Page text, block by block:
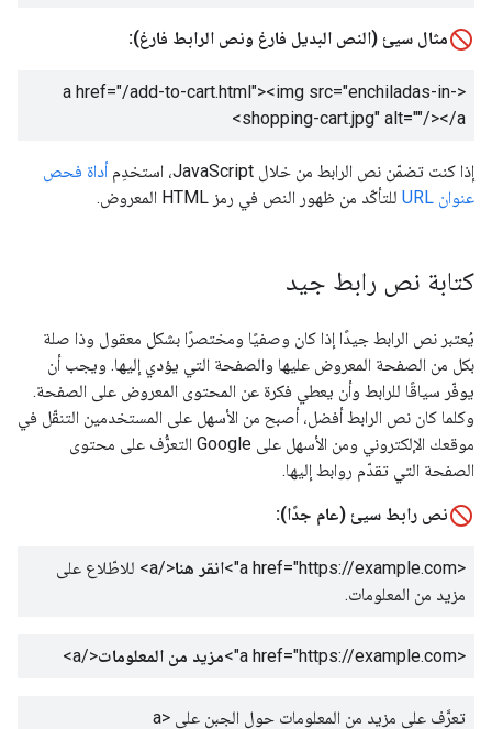
مثال سيئ (النص البديل فارغ ونص الرابط فارغ):
<a href="/add-to-cart.html"><img src="enchiladas-in-
shopping-cart.jpg" alt=""/></a>
إذا كنت تضمّن نص الرابط من خلال JavaScript، استخدِم
أداة فحص
عنوان URL
للتأكّد من ظهور النص في رمز HTML المعروض.
كتابة نص رابط جيد
يُعتبر نص الرابط جيدًا إذا كان وصفيًا ومختصرًا بشكل معقول وذا صلة
بكل من الصفحة المعروض عليها والصفحة التي يؤدي إليها. ويجب أن
يوفّر سياقًا للرابط وأن يعطي فكرة عن المحتوى المعروض على الصفحة.
وكلما كان نص الرابط أفضل، أصبح من الأسهل على المستخدمين التنقّل في
موقعك الإلكتروني ومن الأسهل على Google التعرُّف على محتوى
الصفحة التي تقدّم روابط إليها.
نص رابط سيئ (عام جدًا):
<a href="https://example.com"> انقر هنا</a>
للاطّلاع على
مزيد من المعلومات.
<a href="https://example.com"> مزيد من المعلومات</a>
تعرَّف على مزيد من المعلومات حول الجبن على
<a